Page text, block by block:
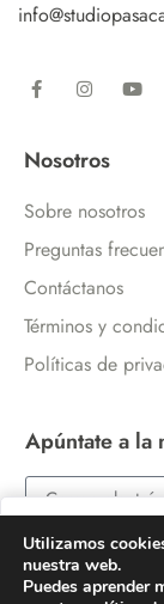
COMPRAR
Nosotros
Sobre nosotros
Preguntas
Contáctanos
Términos y
Políticas de
Apúntate a la
Utilizamos
nuestra web.
Puedes aprender